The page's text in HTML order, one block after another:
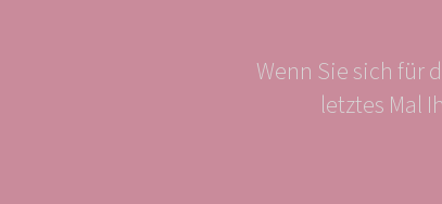
Wenn Sie sich für
letztes Mal